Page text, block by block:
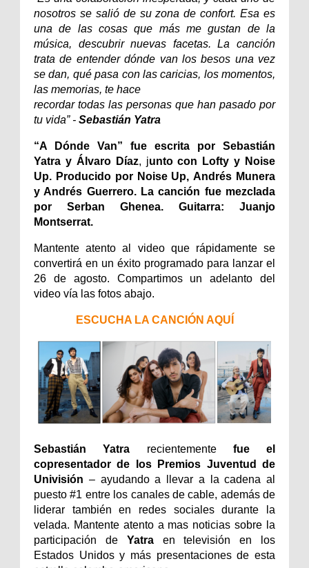
nosotros se salió de su zona de confort. Esa es
una de las cosas que más me gustan de la
música, descubrir nuevas facetas. La canción
trata de entender dónde van los besos una vez
se dan, qué pasa con las caricias, los momentos,
las memorias, te hace
recordar todas las personas que han pasado por
tu vida” - Sebastián Yatra
“A Dónde Van”
fue escrita por Sebastián
Yatra y Álvaro Díaz, junto con Lofty y Noise
Up. Producido por Noise Up, Andrés Munera
y Andrés Guerrero. La canción fue mezclada
por Serban Ghenea. Guitarra: Juanjo
Montserrat.
Mantente atento al video que rápidamente se
convertirá en un éxito programado para lanzar el
26 de agosto. Compartimos un adelanto del
video vía las fotos abajo.
ESCUCHA LA CANCIÓN AQUÍ
Sebastián Yatra recientemente fue el
copresentador de los Premios Juventud de
Univisión – ayudando a llevar a la cadena al
puesto #1 entre los canales de cable, además de
liderar también en redes sociales durante la
velada. Mantente atento a mas noticias sobre la
participación de Yatra en televisión en los
Estados Unidos y más presentaciones de esta